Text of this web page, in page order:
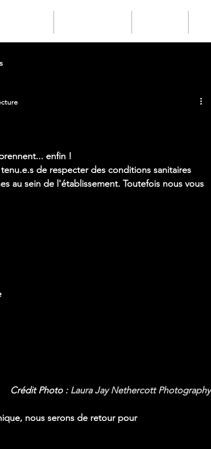
enfin !
de respecter des conditions sanitaires
au sein de l'établissement. Toutefois nous vous
Crédit Photo : Laura Jay Nethercott Photography
nous serons de retour pour